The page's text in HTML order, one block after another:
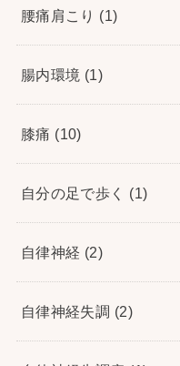
腰痛肩こり (1)
腸内環境 (1)
膝痛 (10)
自分の足で歩く (1)
自律神経 (2)
自律神経失調 (2)